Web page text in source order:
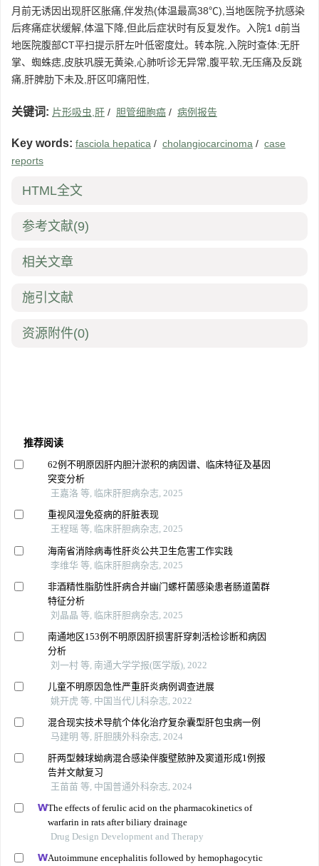
月前无诱因出现肝区胀痛,伴发热(体温最高38℃),当地医院予抗感染
后疼痛症状缓解,体温下降,但此后症状时有反复发作。入院1 d前当
地医院腹部CT平扫提示肝左叶低密度灶。转本院,入院时查体:无肝
掌、蜘蛛痣,皮肤巩膜无黄染,心肺听诊无异常,腹平软,无压痛及反跳
痛,肝脾肋下未及,肝区叩痛阳性,
关键词: 片形吸虫,肝 / 胆管细胞癌 / 病例报告
Key words: fasciola hepatica / cholangiocarcinoma / case
reports
HTML全文
参考文献(9)
相关文章
施引文献
资源附件(0)
推荐阅读
62例不明原因肝内胆汁淤积的病因谱、临床特征及基因
突变分析
王嘉洛 等, 临床肝胆病杂志, 2025
重视风湿免疫病的肝脏表现
王程瑶 等, 临床肝胆病杂志, 2025
海南省消除病毒性肝炎公共卫生危害工作实践
李维华 等, 临床肝胆病杂志, 2025
非酒精性脂肪性肝病合并幽门螺杆菌感染患者肠道菌群
特征分析
刘晶晶 等, 临床肝胆病杂志, 2025
南通地区153例不明原因肝损害肝穿刺活检诊断和病因
分析
刘一村 等, 南通大学学报(医学版), 2022
儿童不明原因急性严重肝炎病例调查进展
姚开虎 等, 中国当代儿科杂志, 2022
混合现实技术导航个体化治疗复杂囊型肝包虫病一例
马建明 等, 肝胆胰外科杂志, 2024
肝两型棘球蚴病混合感染伴腹壁脓肿及窦道形成1例报
告并文献复习
王苗苗 等, 中国普通外科杂志, 2024
The effects of ferulic acid on the pharmacokinetics of
warfarin in rats after biliary drainage
Drug Design Development and Therapy
Autoimmune encephalitis followed by hemophagocytic